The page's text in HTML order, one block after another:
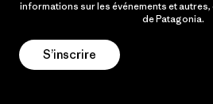
informations sur les événements et
de Patagonia.
S’inscrire